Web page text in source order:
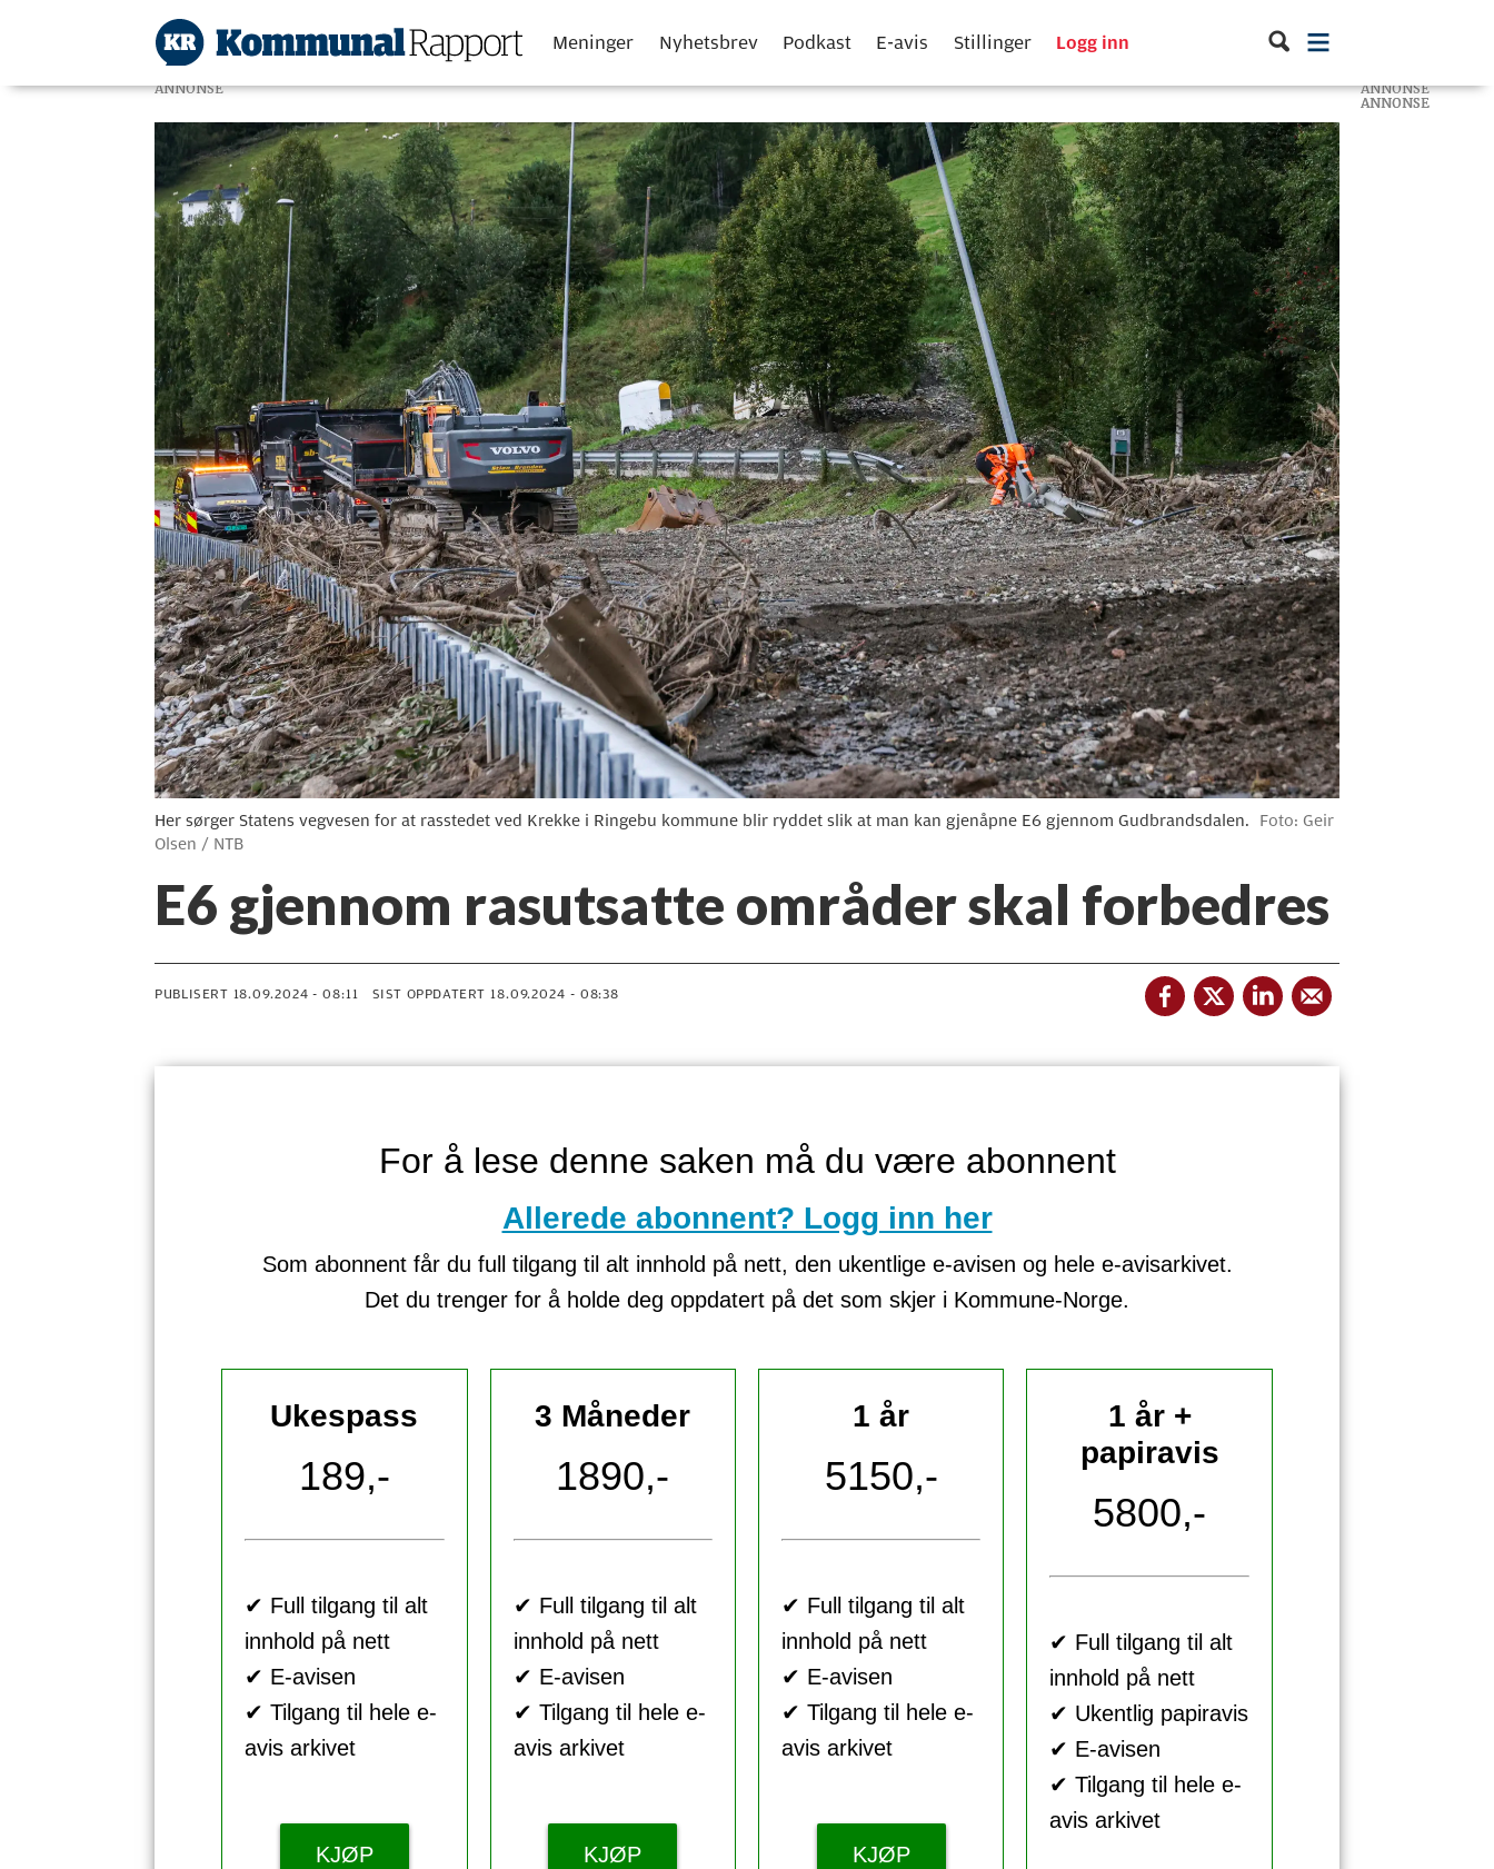
Meninger Nyhetsbrev Podkast E-avis Stillinger Logg inn
ANNONSE
Her sørger Statens vegvesen for at rasstedet ved Krekke i Ringebu kommune blir ryddet slik at man kan gjenåpne E6 gjennom Gudbrandsdalen.
Foto: Geir
Olsen / NTB
E6 gjennom rasutsatte områder skal forbedres
PUBLISERT 18.09.2024 - 08:11 SIST OPPDATERT 18.09.2024 - 08:38
For å lese denne saken må du være abonnent
Allerede abonnent? Logg inn her
Som abonnent får du full tilgang til alt innhold på nett, den ukentlige e-avisen og hele e-avisarkivet.
Det du trenger for å holde deg oppdatert på det som skjer i Kommune-Norge.
Ukespass
189,-
✔ Full tilgang til alt
innhold på nett
✔ E-avisen
✔ Tilgang til hele e-
avis arkivet
KJØP
3 Måneder
1890,-
✔ Full tilgang til alt
innhold på nett
✔ E-avisen
✔ Tilgang til hele e-
avis arkivet
KJØP
1 år
5150,-
✔ Full tilgang til alt
innhold på nett
✔ E-avisen
✔ Tilgang til hele e-
avis arkivet
KJØP
1 år +
papiravis
5800,-
✔ Full tilgang til alt
innhold på nett
✔ Ukentlig papiravis
✔ E-avisen
✔ Tilgang til hele e-
avis arkivet
ANNONSE
ANNONSE
ANNONSE